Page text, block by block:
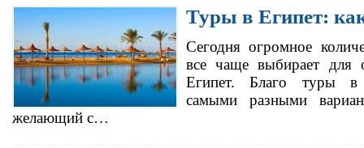
Туры в Египет:
Сегодня огромное
все чаще выбирает для
Египет. Благо туры в
самыми разными
желающий с…